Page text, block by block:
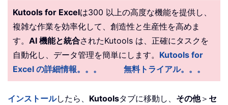
Kutools for Excelは300 以上の高度な機能を提供し、
複雑な作業を効率化して、創造性と生産性を高めま
す。 AI 機能と統合されたKutools は、正確にタスクを
自動化し、データ管理を簡単にします。 Kutools for
Excel の詳細情報。。。
無料トライアル。。。
インストールしたら、 Kutoolsタブに移動し、 その他＞ セ